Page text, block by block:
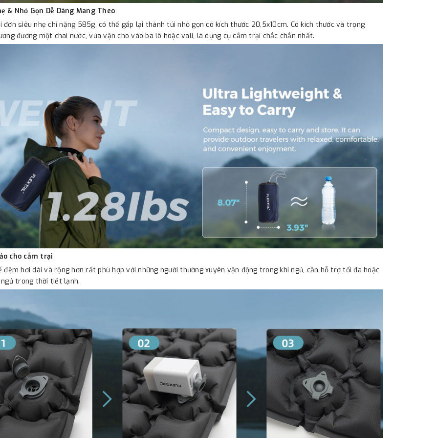
& Nhỏ Gọn Dễ Dàng Mang Theo
đơn siêu nhẹ chỉ nặng 585g, có thể gấp lại thành túi nhỏ gọn có kích thước 20,5x10cm. Có kích thước và trọng
đương một chai nước, vừa vặn cho vào ba lô hoặc vali, là dụng cụ cắm trại chắc chắn nhất.
cho cắm trại
đệm hơi dài và rộng hơn rất phù hợp với những người thường xuyên vận động trong khi ngủ, cần hỗ trợ tối đa hoặc
ngủ trong thời tiết lạnh.